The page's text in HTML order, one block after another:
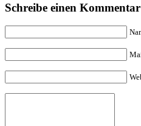
Schreibe einen Kommentar